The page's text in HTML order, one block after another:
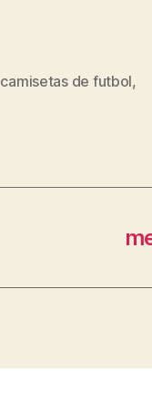
de futbol,